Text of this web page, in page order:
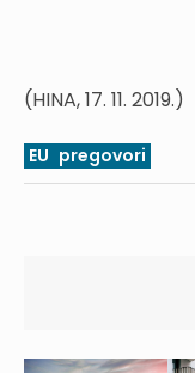
(HINA, 17. 11. 2019.)
EU pregovori